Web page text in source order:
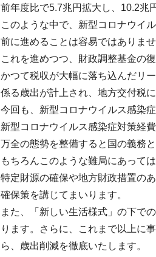
前年度比で5.7兆円拡大し、10.2兆
このような中で、新型コロナウイ
前に進めることは容易ではありませ
これを進めつつ、財政調整基金の
かつて税収が大幅に落ち込んだリ
係る歳出が計上され、地方交付税
今回も、新型コロナウイルス感染
新型コロナウイルス感染症対策経
万全の態勢を整備すると国の義務
もちろんこのような難局にあって
特定財源の確保や地方財政措置の
確保策を講じてまいります。
また、「新しい生活様式」の下で
ります。さらに、これまで以上に
ら、歳出削減を徹底いたします。